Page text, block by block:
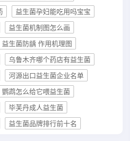
益生菌孕妇能吃用吗宝宝
益生菌机制图怎么画
益生菌防龋 作用机理图
乌鲁木齐哪个药店有益生菌
河源出口益生菌企业名单
鹦鹉怎么给它喂益生菌
毕芙丹成人益生菌
益生菌品牌排行前十名